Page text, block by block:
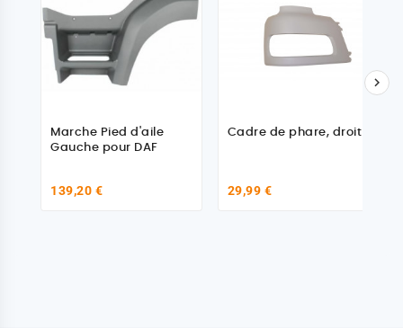
Marche Pied d'aile
Gauche pour DAF
139,20 €
Cadre de phare, droit
29,99 €
